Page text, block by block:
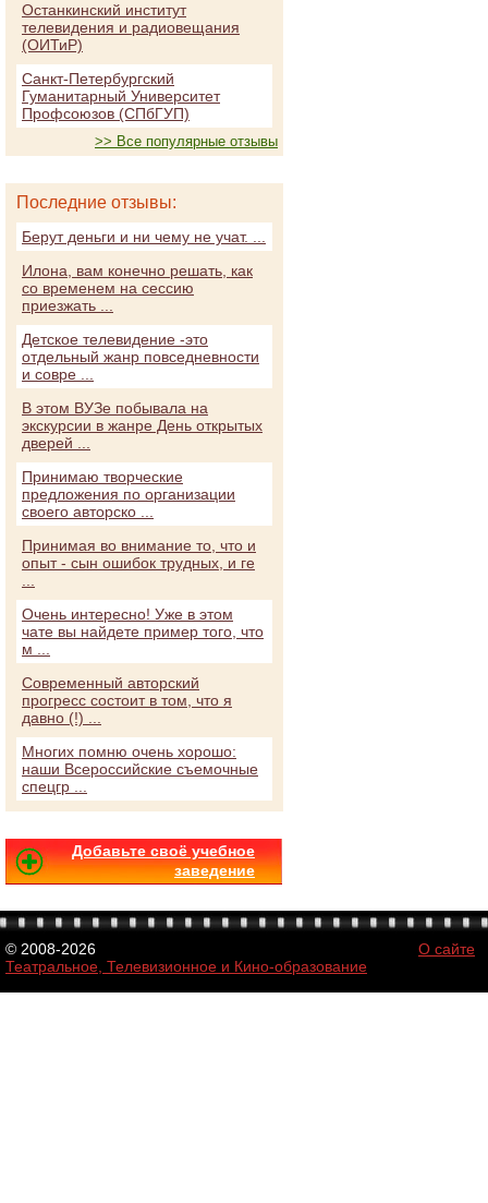
Останкинский институт
телевидения и радиовещания
(ОИТиР)
Санкт-Петербургский
Гуманитарный Университет
Профсоюзов (СПбГУП)
>> Все популярные отзывы
Последние отзывы:
Берут деньги и ни чему не учат. ...
Илона, вам конечно решать, как
со временем на сессию
приезжать ...
Детское телевидение -это
отдельный жанр повседневности
и совре ...
В этом ВУЗе побывала на
экскурсии в жанре День открытых
дверей ...
Принимаю творческие
предложения по организации
своего авторско ...
Принимая во внимание то, что и
опыт - сын ошибок трудных, и ге
Очень интересно! Уже в этом
чате вы найдете пример того, что
м ...
Современный авторский
прогресс состоит в том, что я
давно (!) ...
Многих помню очень хорошо:
наши Всероссийские съемочные
спецгр ...
Добавьте своё учебное
заведение
© 2008-2026
Театральное, Телевизионное и Кино-образование
О сайте